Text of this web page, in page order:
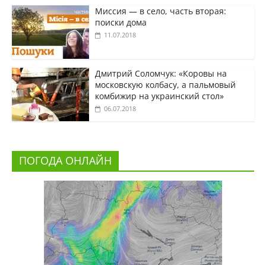
Миссия — в село, часть вторая:
поиски дома
11.07.2018
Дмитрий Соломчук: «Коровы на
московскую колбасу, а пальмовый
комбижир на украинский стол»
06.07.2018
ПОГОДА ОНЛАЙН